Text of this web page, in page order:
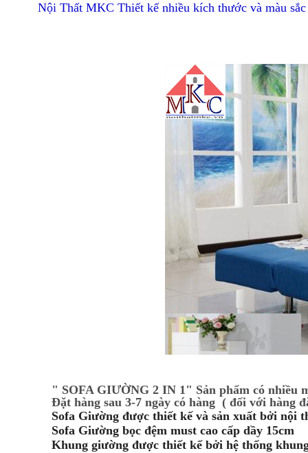
Nội Thất MKC Thiết kế nhiều kích thước và màu
" SOFA GIƯỜNG 2 IN 1" Sản phẩm có nhiều
Đặt hàng sau 3-7 ngày có hàng ( đối với hàng
Sofa Giường được thiết kế và sản xuất bởi nội
Sofa Giường bọc đệm must cao cấp dầy 15cm
Khung giường được thiết kế bởi hệ thống